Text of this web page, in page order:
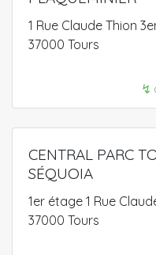
1 Rue Claude Thion
37000 Tours
↯
CENTRAL PARC
SÉQUOIA
1er étage 1 Rue
37000 Tours